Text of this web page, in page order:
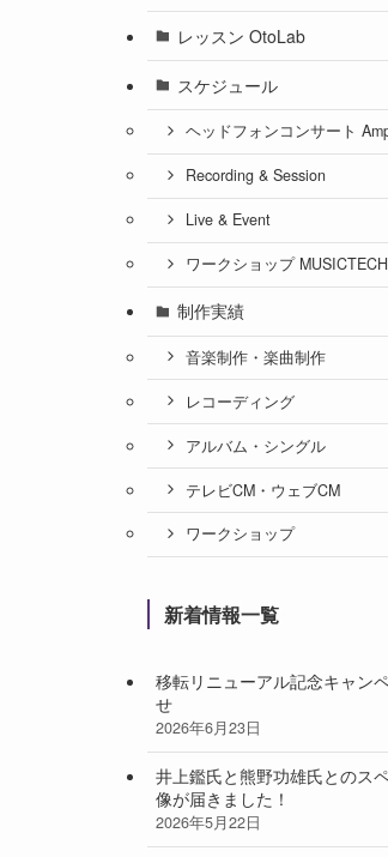
レッスン OtoLab
スケジュール
ヘッドフォンコンサート
Recording & Session
Live & Event
ワークショップ MUSICTECH
制作実績
音楽制作・楽曲制作
レコーディング
アルバム・シングル
テレビCM・ウェブCM
ワークショップ
新着情報一覧
移転リニューアル記念キャン
せ
2026年6月23日
井上鑑氏と熊野功雄氏とのス
像が届きました！
2026年5月22日